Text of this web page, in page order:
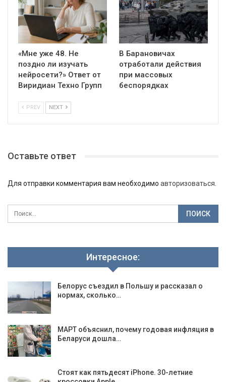
«Мне уже 48. Не
поздно ли изучать
нейросети?» Ответ от
Виридиан Техно Групп
В Барановичах
отработали действия
при массовых
беспорядках
PREV NEXT
Оставьте ответ
Для отправки комментария вам необходимо авторизоваться
Интересное:
Белорус съездил в Польшу и рассказал о
нормах, сколько…
МАРТ объяснил, почему годовая инфляция в
Беларуси дошла…
Стоят как пятьдесят iPhone. 30-летние